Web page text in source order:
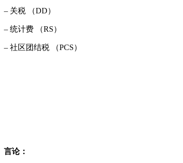
– 关税 （DD）
– 统计费 （RS）
– 社区团结税 （PCS）
言论：